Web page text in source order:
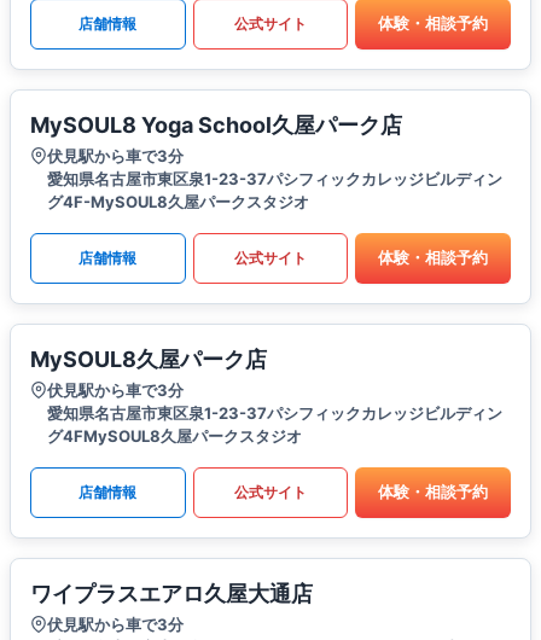
店舗情報 公式サイト 体験・相談予約
MySOUL8 Yoga School久屋パーク店
伏見駅から車で3分
愛知県名古屋市東区泉1-23-37パシフィックカレッジビルディン
グ4F-MySOUL8久屋パークスタジオ
店舗情報 公式サイト 体験・相談予約
MySOUL8久屋パーク店
伏見駅から車で3分
愛知県名古屋市東区泉1-23-37パシフィックカレッジビルディン
グ4FMySOUL8久屋パークスタジオ
店舗情報 公式サイト 体験・相談予約
ワイプラスエアロ久屋大通店
伏見駅から車で3分